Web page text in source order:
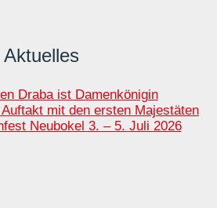
Aktuelles
Draba ist Damenkönigin
mit den ersten Majestäten
Neubokel 3. – 5. Juli 2026